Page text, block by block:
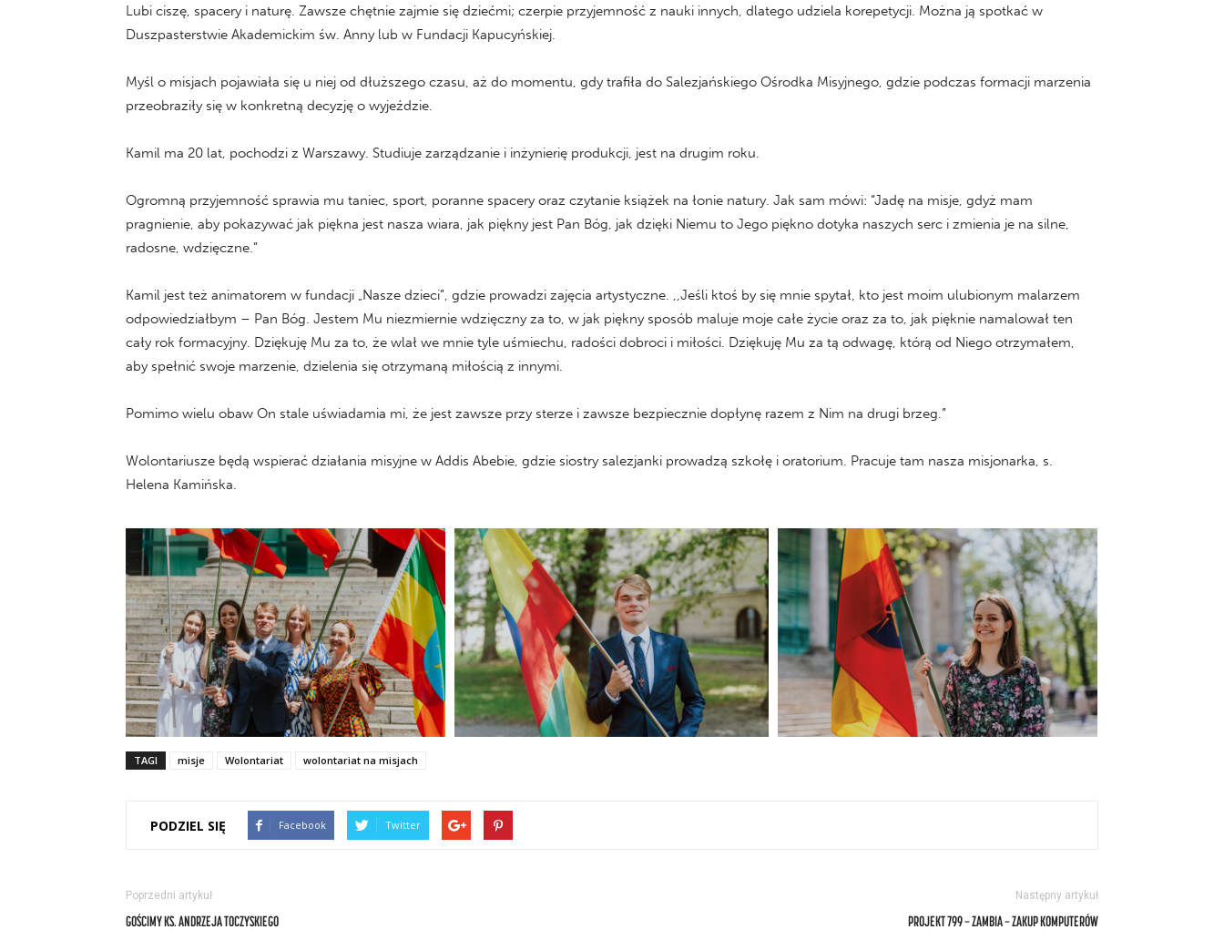
Lubi ciszę, spacery i naturę. Zawsze chętnie zajmie się dziećmi; czerpie przyjemność z nauki innych, dlatego udziela korepetycji. Można ją spotkać w
Duszpasterstwie Akademickim św. Anny lub w Fundacji Kapucyńskiej.
Myśl o misjach pojawiała się u niej od dłuższego czasu, aż do momentu, gdy trafiła do Salezjańskiego Ośrodka Misyjnego, gdzie podczas formacji marzenia
przeobraziły się w konkretną decyzję o wyjeździe.
Kamil ma 20 lat, pochodzi z Warszawy. Studiuje zarządzanie i inżynierię produkcji, jest na drugim roku.
Ogromną przyjemność sprawia mu taniec, sport, poranne spacery oraz czytanie książek na łonie natury. Jak sam mówi: “Jadę na misje, gdyż mam
pragnienie, aby pokazywać jak piękna jest nasza wiara, jak piękny jest Pan Bóg, jak dzięki Niemu to Jego piękno dotyka naszych serc i zmienia je na silne,
radosne, wdzięczne.”
Kamil jest też animatorem w fundacji „Nasze dzieci”, gdzie prowadzi zajęcia artystyczne. ,,Jeśli ktoś by się mnie spytał, kto jest moim ulubionym malarzem
odpowiedziałbym – Pan Bóg. Jestem Mu niezmiernie wdzięczny za to, w jak piękny sposób maluje moje całe życie oraz za to, jak pięknie namalował ten
cały rok formacyjny. Dziękuję Mu za to, że wlał we mnie tyle uśmiechu, radości dobroci i miłości. Dziękuję Mu za tą odwagę, którą od Niego otrzymałem,
aby spełnić swoje marzenie, dzielenia się otrzymaną miłością z innymi.
Pomimo wielu obaw On stale uświadamia mi, że jest zawsze przy sterze i zawsze bezpiecznie dopłynę razem z Nim na drugi brzeg.”
Wolontariusze będą wspierać działania misyjne w Addis Abebie, gdzie siostry salezjanki prowadzą szkołę i oratorium. Pracuje tam nasza misjonarka, s.
Helena Kamińska.
TAGI misje Wolontariat wolontariat na misjach
PODZIEL SIĘ Facebook Twitter
Poprzedni artykuł
GOŚCIMY KS. ANDRZEJA TOCZYSKIEGO
Następny artykuł
PROJEKT 799 — ZAMBIA — ZAKUP KOMPUTERÓW